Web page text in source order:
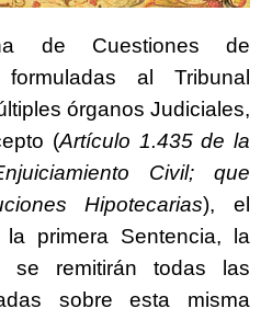
de Cuestiones de
formuladas al Tribunal
órganos Judiciales,
(Artículo 1.435 de la
Civil; que
Hipotecarias), el
primera Sentencia, la
remitirán todas las
sobre esta misma